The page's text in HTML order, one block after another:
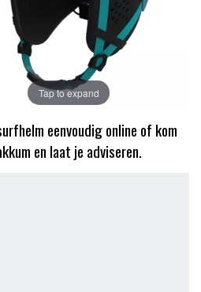
Tap to expand
eenvoudig online of kom
en laat je adviseren.